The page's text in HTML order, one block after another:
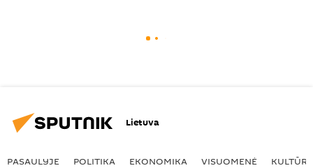
Lietuva
PASAULYJE POLITIKA EKONOMIKA VISUOMENĖ KULTŪRA